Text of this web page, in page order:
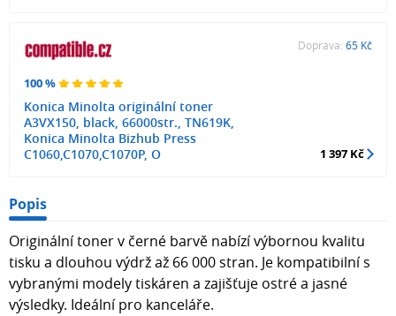
100 %
Konica Minolta originální toner
A3VX150, black, 66000str., TN619K,
Konica Minolta Bizhub Press
C1060,C1070,C1070P, O
Doprava: 65 Kč
1 397 Kč
Popis
Originální toner v černé barvě nabízí výbornou kvalitu
tisku a dlouhou výdrž až 66 000 stran. Je kompatibilní s
vybranými modely tiskáren a zajišťuje ostré a jasné
výsledky. Ideální pro kanceláře.